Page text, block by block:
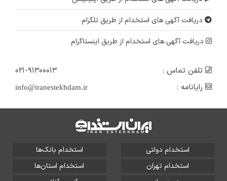
دریافت آگهی های استخدام از طریق تلگرام
دریافت آگهی های استخدام از طریق اینستاگرام
تلفن تماس :
۰۲۱-۹۱۳۰۰۰۱۳
رایانامه :
info@iranestekhdam.ir
استخدام دولتی
استخدام بانک‌ها
استخدام تهران
استخدام استان‌ها